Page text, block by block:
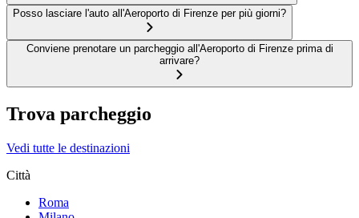
Posso lasciare l'auto all'Aeroporto di Firenze per più giorni?
Conviene prenotare un parcheggio all'Aeroporto di Firenze prima di
arrivare?
Trova parcheggio
Vedi tutte le destinazioni
Città
Roma